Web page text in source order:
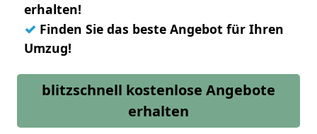
erhalten!
✓ Finden Sie das beste Angebot für Ihren
Umzug!
blitzschnell kostenlose Angebote
erhalten